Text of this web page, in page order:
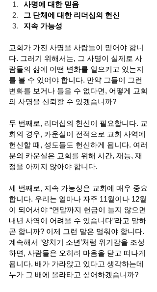
사명에 대한 믿음
그 단체에 대한 리더십의 헌신
지속 가능성
교회가 가진 사명을 사람들이 믿어야 합니
다. 그러기 위해서는, 그 사명이 실제로 사
람들의 삶에 어떤 변화를 일으키고 있는지
를 볼 수 있어야 합니다. 만약 그들이 그런
변화를 보거나 들을 수 없다면, 어떻게 교회
의 사명을 신뢰할 수 있겠습니까?
두 번째로, 리더십의 헌신이 필요합니다. 교
회의 경우, 카운실이 전적으로 교회 사역에
헌신할 때, 성도들도 헌신하게 됩니다. 여러
분의 카운실은 교회를 위해 시간, 재능, 재
정을 아끼지 않아야 합니다.
세 번째로, 지속 가능성은 교회에 매우 중요
합니다. 우리는 얼마나 자주 11월이나 12월
이 되어서야 “연말까지 헌금이 늘지 않으면
내년 사역이 어려울 수 있습니다”라고 말하
곤 합니까? 이제 그런 말은 멈춰야 합니다.
계속해서 ‘양치기 소년’처럼 위기감을 조성
하면, 사람들은 오히려 마음을 닫고 떠나게
됩니다. 배가 가라앉고 있다고 생각하는데
누가 그 배에 올라타고 싶어하겠습니까?